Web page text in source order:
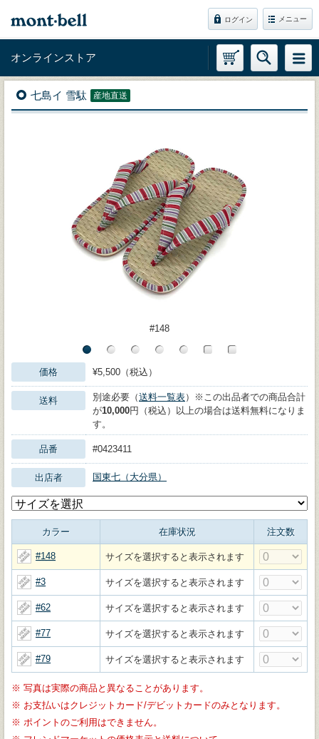
ログイン メニュー
オンラインストア
七島イ 雪駄 産地直送
#148
価格 ¥5,500（税込）
送料 別途必要（送料一覧表）※この出品者での商品合計
が10,000円（税込）以上の場合は送料無料になりま
す。
品番 #0423411
出店者 国東七（大分県）
カラー 在庫状況 注文数
#148 サイズを選択すると表示されます
#3 サイズを選択すると表示されます
#62 サイズを選択すると表示されます
#77 サイズを選択すると表示されます
#79 サイズを選択すると表示されます
※ 写真は実際の商品と異なることがあります。
※ お支払いはクレジットカード/デビットカードのみとなります。
※ ポイントのご利用はできません。